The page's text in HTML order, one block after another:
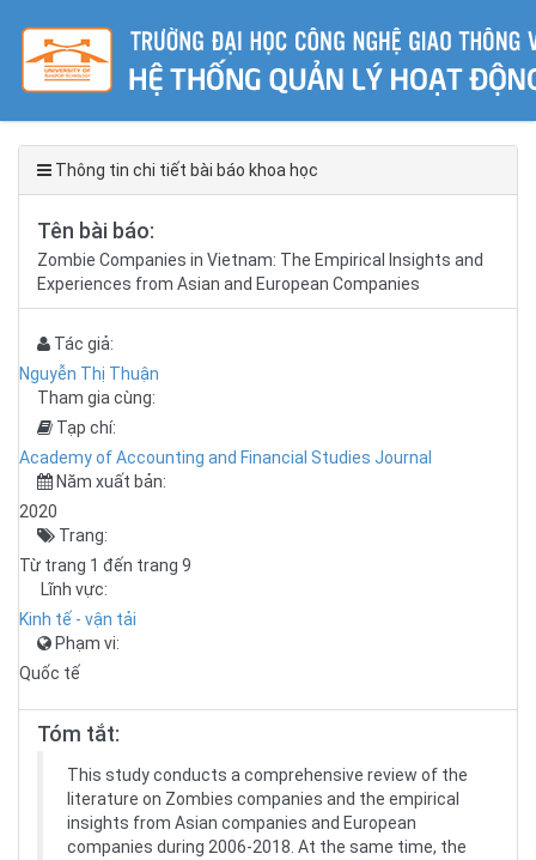
Thông tin chi tiết bài báo khoa học
Tên bài báo:
Zombie Companies in Vietnam: The Empirical Insights and
Experiences from Asian and European Companies
Tác giả:
Nguyễn Thị Thuận
Tham gia cùng:
Tạp chí:
Academy of Accounting and Financial Studies Journal
Năm xuất bản:
2020
Trang:
Từ trang 1 đến trang 9
Lĩnh vực:
Kinh tế - vận tải
Phạm vi:
Quốc tế
Tóm tắt:
This study conducts a comprehensive review of the
literature on Zombies companies and the empirical
insights from Asian companies and European
companies during 2006-2018. At the same time, the